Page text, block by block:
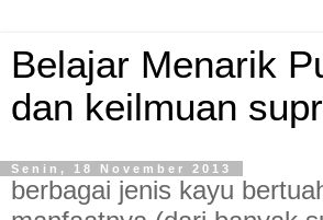
Belajar Menarik
dan keilmuan
Senin, 18 November 2013
berbagai jenis kayu